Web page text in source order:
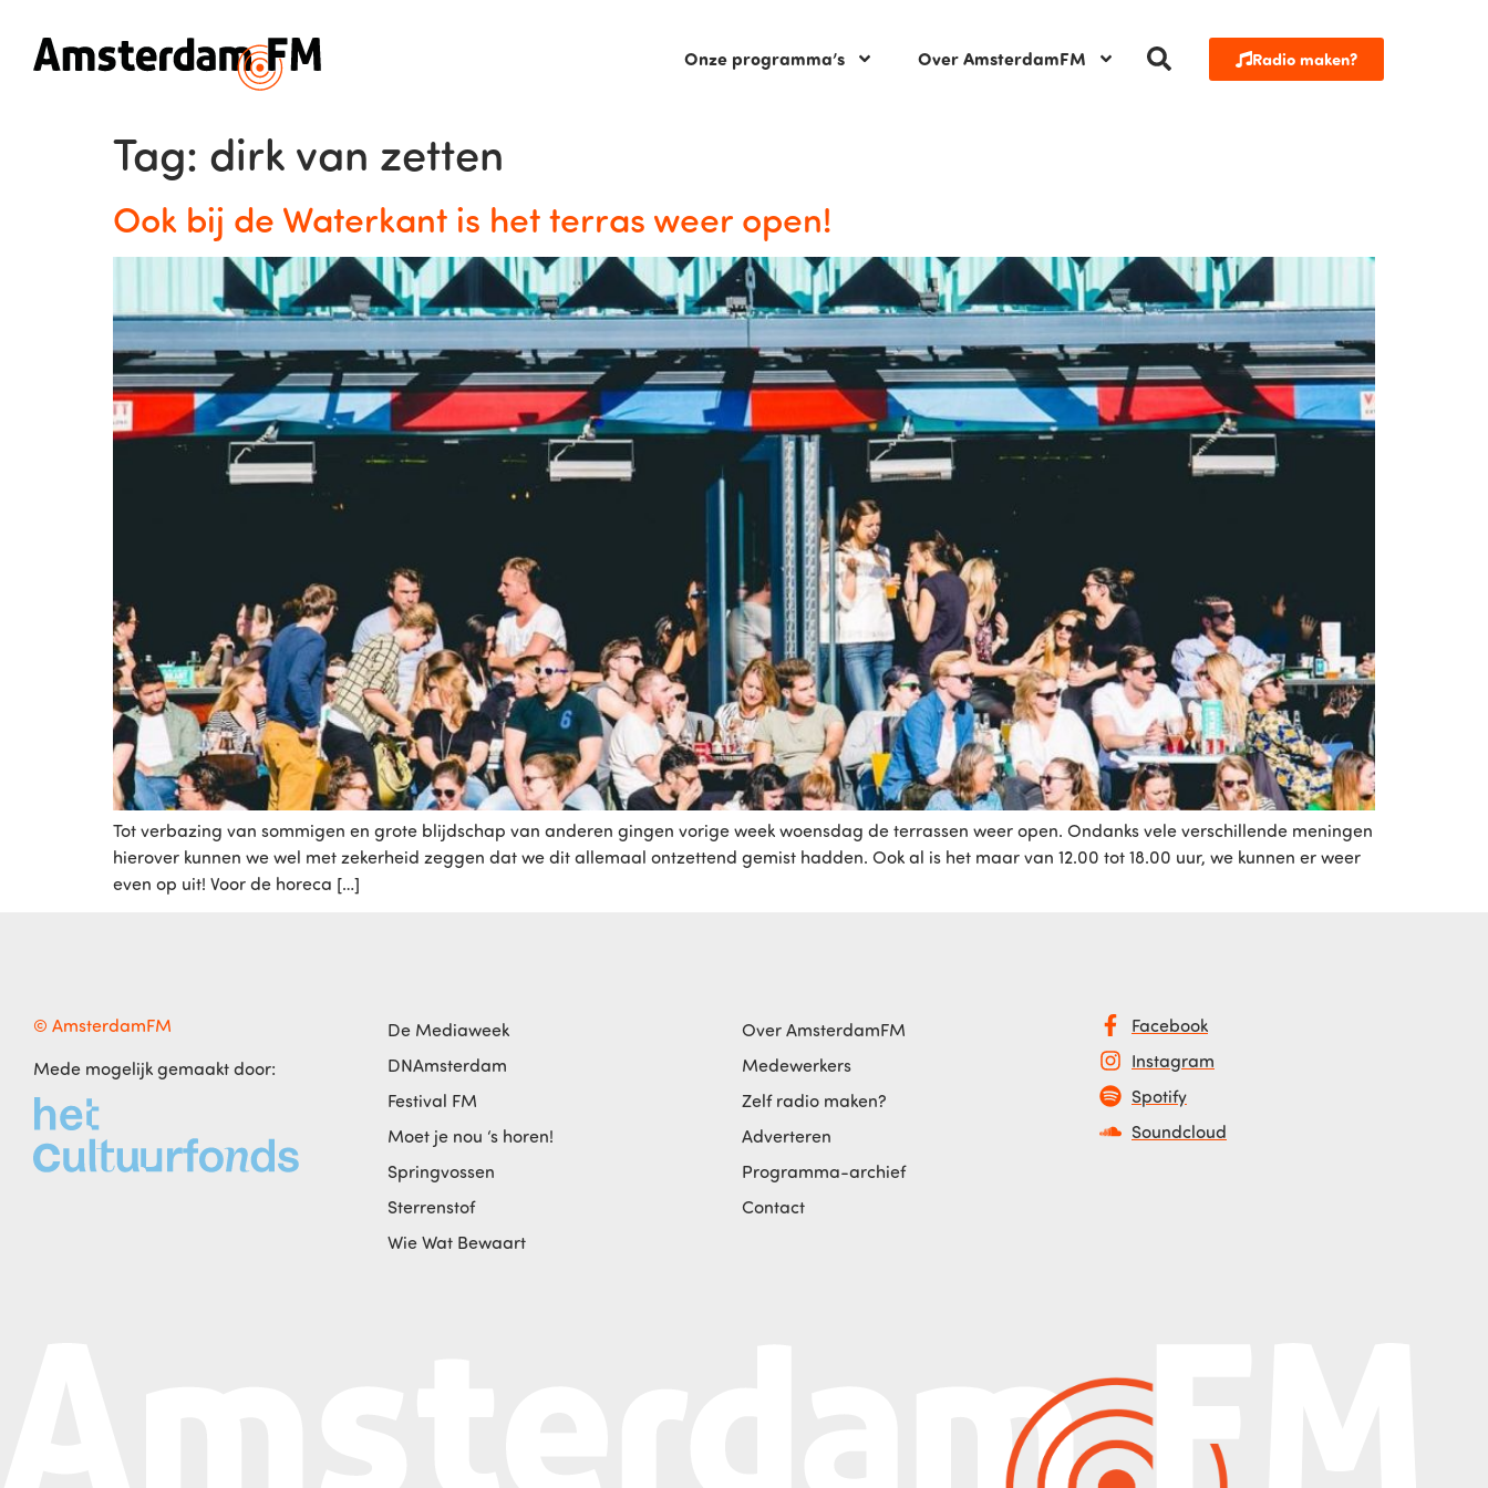
Onze programma’s Over AmsterdamFM Radio maken?
Tag: dirk van zetten
Ook bij de Waterkant is het terras weer open!
Tot verbazing van sommigen en grote blijdschap van anderen gingen vorige week woensdag de terrassen weer open. Ondanks vele verschillende meningen
hierover kunnen we wel met zekerheid zeggen dat we dit allemaal ontzettend gemist hadden. Ook al is het maar van 12.00 tot 18.00 uur, we kunnen er weer
even op uit! Voor de horeca […]
© AmsterdamFM
Mede mogelijk gemaakt door:
De Mediaweek
DNAmsterdam
Festival FM
Moet je nou ‘s horen!
Springvossen
Sterrenstof
Wie Wat Bewaart
Over AmsterdamFM
Medewerkers
Zelf radio maken?
Adverteren
Programma-archief
Contact
Facebook
Instagram
Spotify
Soundcloud